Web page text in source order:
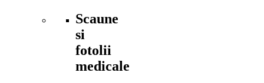
Scaune
si
fotolii
medicale